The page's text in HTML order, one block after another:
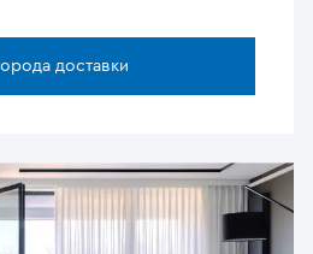
доставки